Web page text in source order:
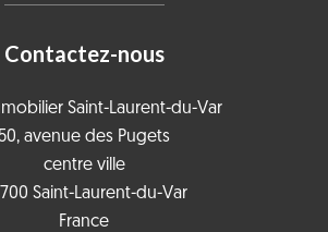
Contactez-nous
Saint-Laurent-du-Var
avenue des Pugets
centre ville
Saint-Laurent-du-Var
France